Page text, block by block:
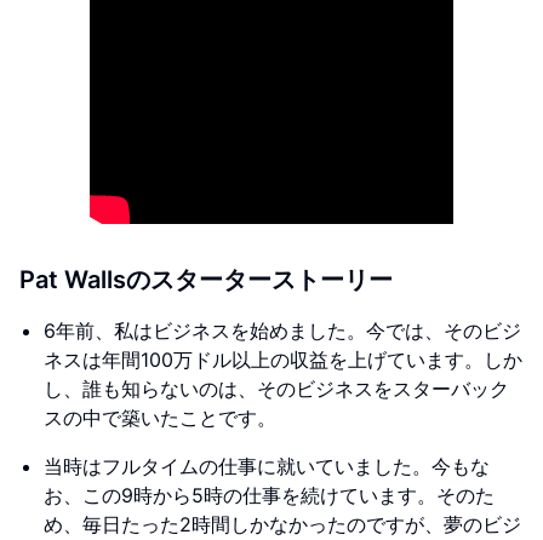
Pat Wallsのスターターストーリー
6年前、私はビジネスを始めました。今では、そのビジ
ネスは年間100万ドル以上の収益を上げています。しか
し、誰も知らないのは、そのビジネスをスターバック
スの中で築いたことです。
当時はフルタイムの仕事に就いていました。今もな
お、この9時から5時の仕事を続けています。そのた
め、毎日たった2時間しかなかったのですが、夢のビジ